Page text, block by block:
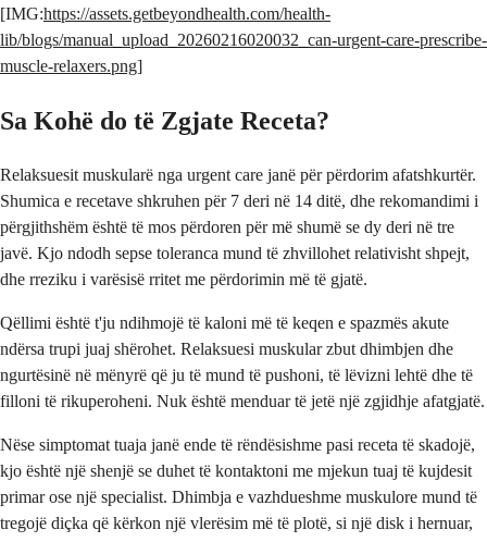
[IMG:https://assets.getbeyondhealth.com/health-
lib/blogs/manual_upload_20260216020032_can-urgent-care-prescribe-
muscle-relaxers.png]
Sa Kohë do të Zgjate Receta?
Relaksuesit muskularë nga urgent care janë për përdorim afatshkurtër.
Shumica e recetave shkruhen për 7 deri në 14 ditë, dhe rekomandimi i
përgjithshëm është të mos përdoren për më shumë se dy deri në tre
javë. Kjo ndodh sepse toleranca mund të zhvillohet relativisht shpejt,
dhe rreziku i varësisë rritet me përdorimin më të gjatë.
Qëllimi është t'ju ndihmojë të kaloni më të keqen e spazmës akute
ndërsa trupi juaj shërohet. Relaksuesi muskular zbut dhimbjen dhe
ngurtësinë në mënyrë që ju të mund të pushoni, të lëvizni lehtë dhe të
filloni të rikuperoheni. Nuk është menduar të jetë një zgjidhje afatgjatë.
Nëse simptomat tuaja janë ende të rëndësishme pasi receta të skadojë,
kjo është një shenjë se duhet të kontaktoni me mjekun tuaj të kujdesit
primar ose një specialist. Dhimbja e vazhdueshme muskulore mund të
tregojë diçka që kërkon një vlerësim më të plotë, si një disk i hernuar,